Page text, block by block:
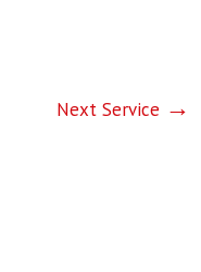
Next Service